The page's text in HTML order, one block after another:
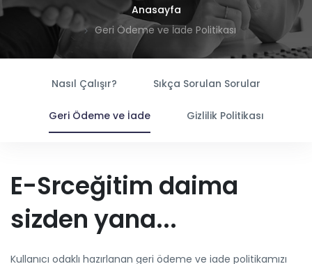
Anasayfa
Geri Ödeme ve İade Politikası
Nasıl Çalışır? Sıkça Sorulan Sorular
Geri Ödeme ve İade Gizlilik Politikası
E-Srceğitim daima
sizden yana...
Kullanıcı odaklı hazırlanan geri ödeme ve iade politikamızı